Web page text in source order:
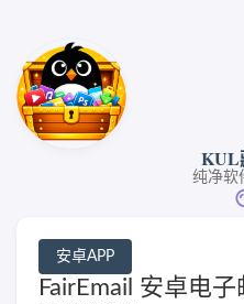
KUL
纯净软
安卓APP
FairEmail 安卓电